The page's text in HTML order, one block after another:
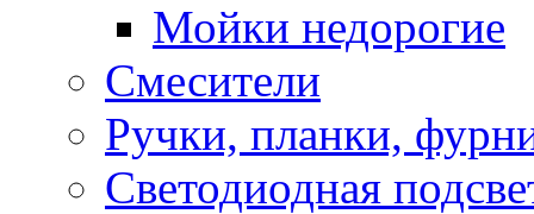
Мойки недорогие
Смесители
Ручки, планки,
Светодиодная